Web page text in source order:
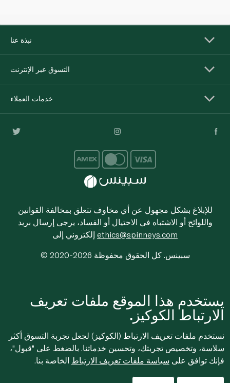
نبذة عنا
التسوق عبر الإنترنت
خدمات العملاء
للإبلاغ بشكل مجهول عن أي مخاوف تتعلق بمخالفة القوانين
واللوائح أو الاشتباه في الاحتيال أو الفساد، يرجى إرسال بريد
ethics@spinneys.com
© 2020-2026 سبينس. كل الحقوق محفوظة
يستخدم هذا الموقع ملفات تعريف
الارتباط الكوكيز.
نستخدم ملفات تعريف الارتباط (الكوكيز) لجعل تجربة التسوق أكثر
سلاسة، وتخصيص تجربتك، وتحسين خدماتنا. بالضغط على "قبول"،
فإنك توافق على سياسة ملفات تعريف الارتباط الخاصة بنا.